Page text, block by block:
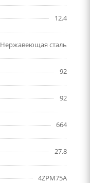
12.4
Нержавеющая сталь
92
92
664
27.8
4ZPM75A